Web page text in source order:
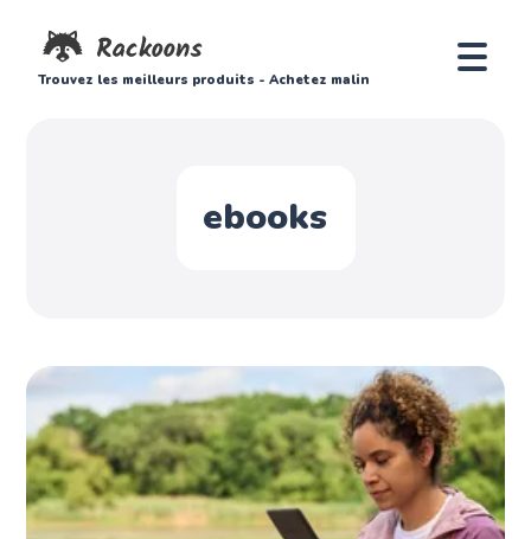
Trouvez les meilleurs produits - Achetez malin
ebooks